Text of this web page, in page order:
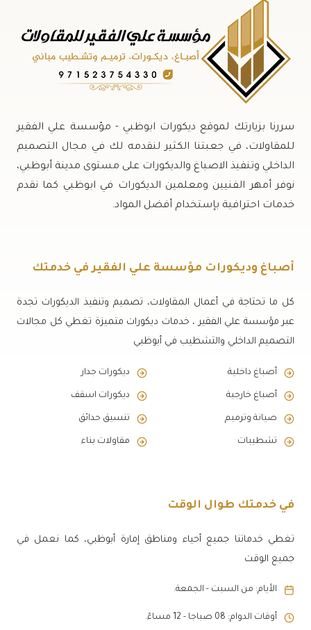
سررنا بزيارتك لموقع ديكورات ابوظبي - مؤسسة علي الفقير
للمقاولات، في جعبتنا الكثير لنقدمه لك في مجال التصميم
الداخلي وتنفيذ الاصباغ والديكورات على مستوى مدينة أبوظبي،
نوفر أمهر الفنيين ومعلمين الديكورات في ابوظبي كما نقدم
خدمات احترافية بإستخدام أفضل المواد.
أصباغ وديكورات مؤسسة علي الفقير في خدمتك
كل ما تحتاجة في أعمال المقاولات، تصميم وتنفيذ الديكورات تجدة
عبر مؤسسة علي الفقير ، خدمات ديكورات متميزة تغطي كل مجالات
التصميم الداخلي والتشطيب في أبوظبي
أصباغ داخلية ديكورات جدار
أصباغ خارجية ديكورات اسقف
صيانة وترميم تنسيق حدائق
تشطيبات مقاولات بناء
في خدمتك طوال الوقت
تغطي خدماتنا جميع أحياء ومناطق إمارة أبوظبي، كما نعمل في
جميع الوقت
الأيام: من السبت - الجمعة.
أوقات الدوام: 08 صباجا - 12 مساءً.